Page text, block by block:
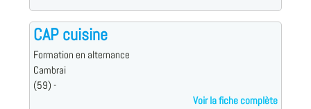
CAP cuisine
Formation en alternance
Cambrai
(59) -
Voir la fiche complète